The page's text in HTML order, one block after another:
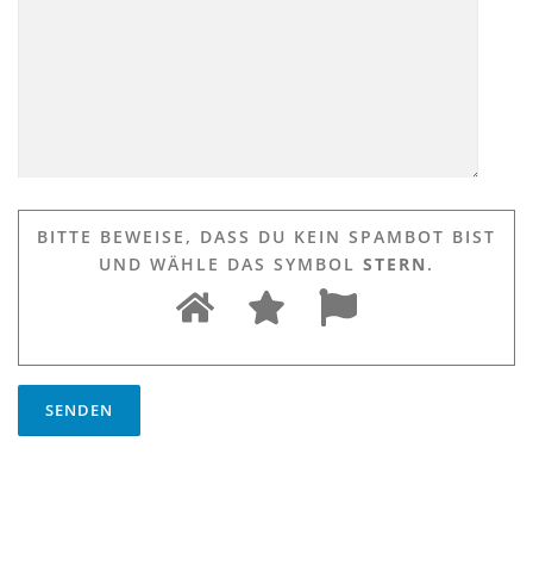
BITTE BEWEISE, DASS DU KEIN SPAMBOT BIST
UND WÄHLE DAS SYMBOL STERN .